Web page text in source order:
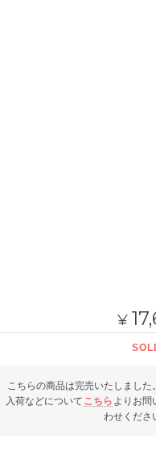
¥
こちらの商品は完売いたしました
入荷などについて こちら よりお問
わせくださ